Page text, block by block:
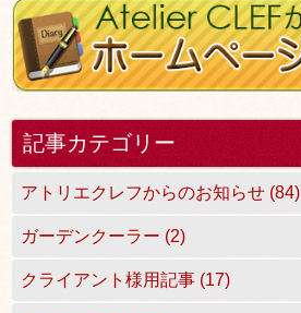
記事カテゴリー
アトリエクレフからのお知らせ (84)
ガーデンクーラー (2)
クライアント様用記事 (17)